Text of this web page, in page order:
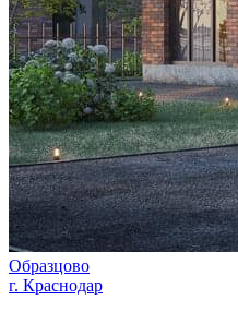
Образцово
г. Краснодар